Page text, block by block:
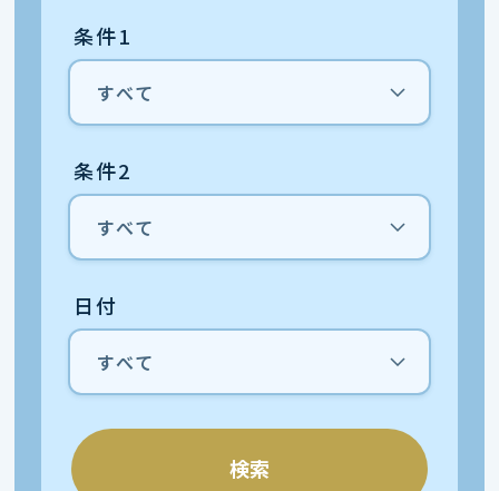
条件1
条件2
日付
検索